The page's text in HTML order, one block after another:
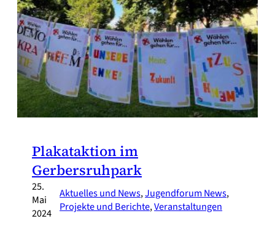
Plakataktion im
Gerbersruhpark
25.
Mai
2024
Aktuelles und News, Jugendforum News
Projekte und Berichte, Veranstaltungen